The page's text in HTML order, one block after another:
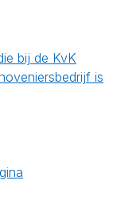
bij de KvK
is